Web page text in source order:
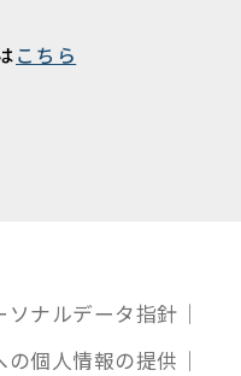
こちら
ソナルデータ指針
の個人情報の提供